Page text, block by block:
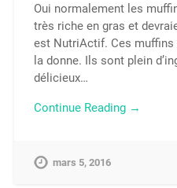
Oui normalement les
très riche en gras et
est NutriActif. Ces
la donne. Ils sont plein
délicieux…
Continue Reading →
mars 5, 2016